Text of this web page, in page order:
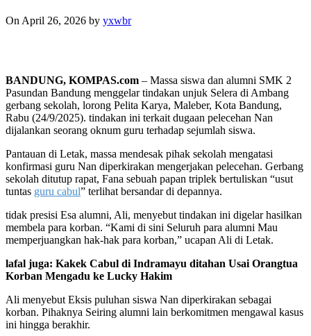
On April 26, 2026 by yxwbr
BANDUNG, KOMPAS.com – Massa siswa dan alumni SMK 2
Pasundan Bandung menggelar tindakan unjuk Selera di Ambang
gerbang sekolah, lorong Pelita Karya, Maleber, Kota Bandung,
Rabu (24/9/2025). tindakan ini terkait dugaan pelecehan Nan
dijalankan seorang oknum guru terhadap sejumlah siswa.
Pantauan di Letak, massa mendesak pihak sekolah mengatasi
konfirmasi guru Nan diperkirakan mengerjakan pelecehan. Gerbang
sekolah ditutup rapat, Fana sebuah papan triplek bertuliskan “usut
tuntas guru cabul” terlihat bersandar di depannya.
tidak presisi Esa alumni, Ali, menyebut tindakan ini digelar hasilkan
membela para korban. “Kami di sini Seluruh para alumni Mau
memperjuangkan hak-hak para korban,” ucapan Ali di Letak.
lafal juga: Kakek Cabul di Indramayu ditahan Usai Orangtua
Korban Mengadu ke Lucky Hakim
Ali menyebut Eksis puluhan siswa Nan diperkirakan sebagai
korban. Pihaknya Seiring alumni lain berkomitmen mengawal kasus
ini hingga berakhir.